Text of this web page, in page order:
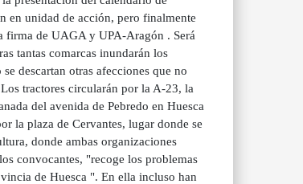
en unidad de acción, pero finalmente
firma de UAGA y UPA-Aragón . Será
tantas comarcas inundarán los
descartan otras afecciones que no
tractores circularán por la A-23, la
del avenida de Pebredo en Huesca
la plaza de Cervantes, lugar donde se
donde ambas organizaciones
convocantes, "recoge los problemas
de Huesca ". En ella incluso han